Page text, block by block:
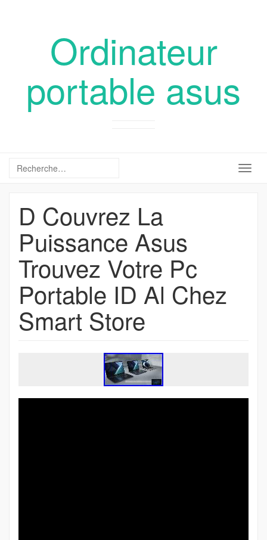
Ordinateur
portable asus
D Couvrez La
Puissance Asus
Trouvez Votre Pc
Portable ID Al Chez
Smart Store